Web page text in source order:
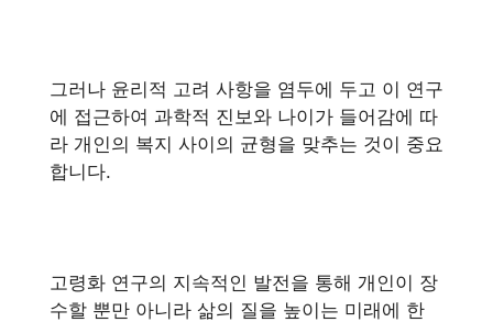
그러나 윤리적 고려 사항을 염두에 두고 이 연구
에 접근하여 과학적 진보와 나이가 들어감에 따
라 개인의 복지 사이의 균형을 맞추는 것이 중요
합니다.
고령화 연구의 지속적인 발전을 통해 개인이 장
수할 뿐만 아니라 삶의 질을 높이는 미래에 한